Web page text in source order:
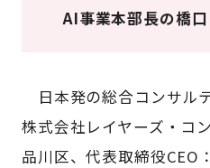
AI事業本部長の橋
日本発の総合コンサル
株式会社レイヤーズ・コ
品川区、代表取締役